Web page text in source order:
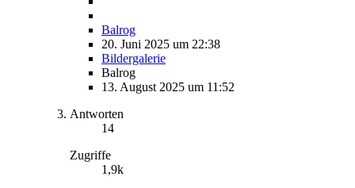
Balrog
20. Juni 2025 um 22:38
Bildergalerie
Balrog
13. August 2025 um 11:52
Antworten
14
Zugriffe
1,9k